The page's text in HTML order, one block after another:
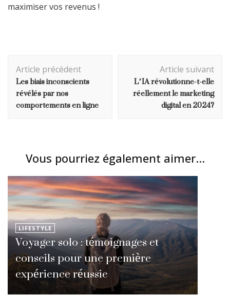
maximiser vos revenus !
d'article
Article précédent
Les biais inconscients
révélés par nos
comportements en ligne
Article suivant
L’IA révolutionne-t-elle
réellement le marketing
digital en 2024?
Vous pourriez également aimer...
LIFESTYLE
Voyager solo : témoignages et
conseils pour une première
expérience réussie